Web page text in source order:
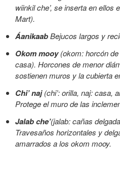
wiinkil che’, se inserta en ellos
Mart).
ÁanikaabBejucos largos y
Okom mooy(okom: horcón de
casa). Horcones de menor
sostienen muros y la cubierta
Chi’ naj(chi’: orilla, naj: casa,
Protege el muro de las
Jalab che’(jalab: cañas
Travesaños horizontales y
amarrados a los okom mooy.